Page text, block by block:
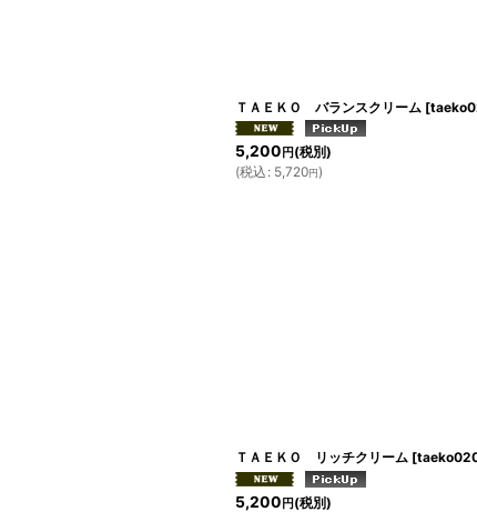
ＴＡＥＫＯ バランスクリーム [
5,200 円 (税別)
(税込 : 5,720円)
ＴＡＥＫＯ リッチクリーム [
5,200 円 (税別)